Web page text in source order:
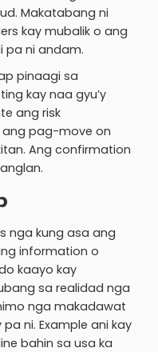
Makatabang ni
kay mubalik o ang
pa ni andam.
pinaagi sa
kay naa gyu’y
ang risk
pag-move on
Ang confirmation
nga kung asa ang
information o
kaayo kay
sa realidad nga
nga makadawat
ni. Example ani kay
bahin sa usa ka